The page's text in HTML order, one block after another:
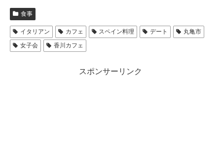
食事
イタリアン カフェ スペイン料理 デート
丸亀市
女子会
香川カフェ
スポンサーリンク